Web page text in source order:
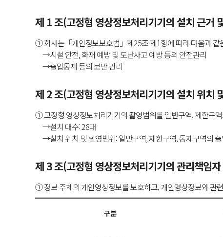
제 1 조(고정형 영상정보처리기기의 설치 근거
① 회사는「개인정보보호법」제25조 제1항에 따라 다음과
→시설 안전, 화재 예방 및 도난사고 예방 등의 안전관리
→출입통제 등의 보안 관리
제 2 조(고정형 영상정보처리기기의 설치 위치
① 고정형 영상정보처리기기의 촬영범위를 일반구역, 제한구
→설치 대수: 28대
→설치 위치 및 촬영범위: 일반구역, 제한구역, 통제구역의
제 3 조(고정형 영상정보처리기기의 관리책임
① 정보 주체의 개인영상정보를 보호하고, 개인영상정보와 관
구분